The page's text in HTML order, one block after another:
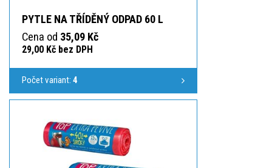
PYTLE NA TŘÍDĚNÝ ODPAD 60 L
Cena od 35,09 Kč
29,00 Kč bez DPH
Počet variant: 4